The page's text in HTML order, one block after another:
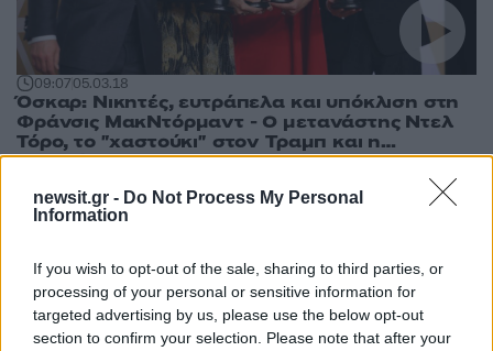
newsit.gr - Do Not Process My Personal
Information
If you wish to opt-out of the sale, sharing to third parties, or
processing of your personal or sensitive information for
targeted advertising by us, please use the below opt-out
section to confirm your selection. Please note that after your
09:0705.03.18
Όσκαρ: Νικητές, ευτράπελα και υπόκλιση στη
Φράνσις ΜακΝτόρμαντ - Ο μετανάστης Ντελ
Τόρο, το "χαστούκι" στον Τραμπ και η…
Ελληνίδα μάνα!